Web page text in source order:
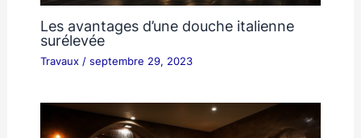
Les avantages d’une douche italienne
surélevée
Travaux/ septembre 29, 2023